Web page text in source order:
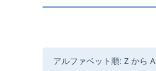
アルファベット順: Z から A